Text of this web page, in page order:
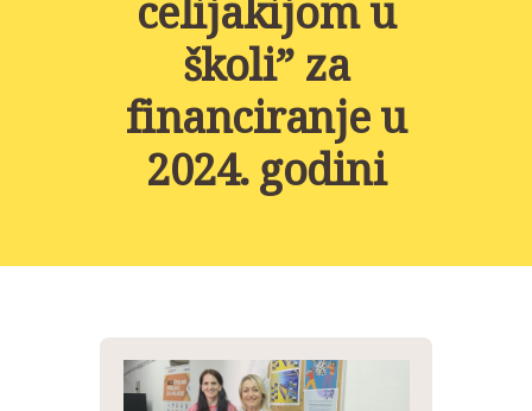
celijakijom u
školi” za
financiranje u
2024. godini
NOVOSTI
KONTAKT
PROJEKTI
DONACIJE